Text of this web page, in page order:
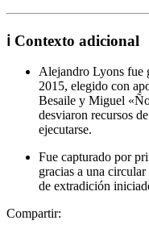
ℹ️ Contexto adicional
Alejandro Lyons fue
2015, elegido con
Besaile y Miguel
desviaron recursos
ejecutarse.
Fue capturado por
gracias a una
de extradición
Compartir: